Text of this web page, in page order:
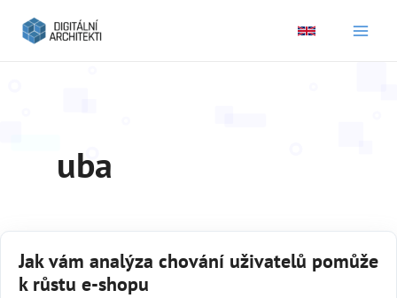
uba
Jak vám analýza chování uživatelů pomůže
k růstu e-shopu